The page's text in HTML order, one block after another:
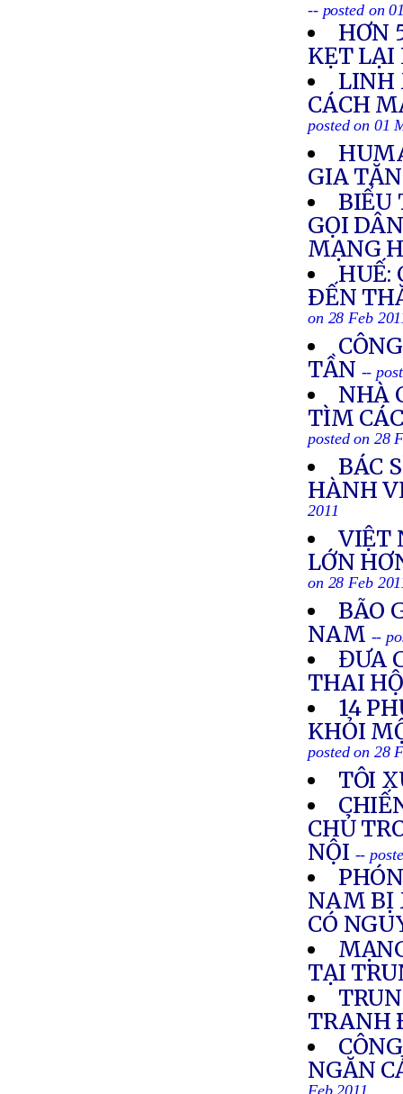
-- posted on
HƠN
KẸT
LINH
CÁCH
posted on 01
GIA
BIỂU
GỌI
MẠNG
HUẾ:
ÐẾN
on 28 Feb
TẦN --
NHÀ
TÌM
posted on 28
BÁC
HÀNH
2011
VIỆT
LỚN
on 28 Feb
BÃO
NAM --
ĐƯA
THAI
14
KHỎI
posted on 28
TÔI
CHỦ
NỘI --
NAM BỊ
CÓ
TẠI
TRANH
NGĂN